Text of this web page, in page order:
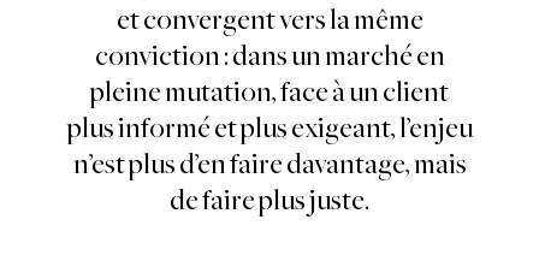
et convergent vers la même
conviction : dans un marché en
pleine mutation, face à un client
plus informé et plus exigeant, l’enjeu
n’est plus d’en faire davantage, mais
de faire plus juste.